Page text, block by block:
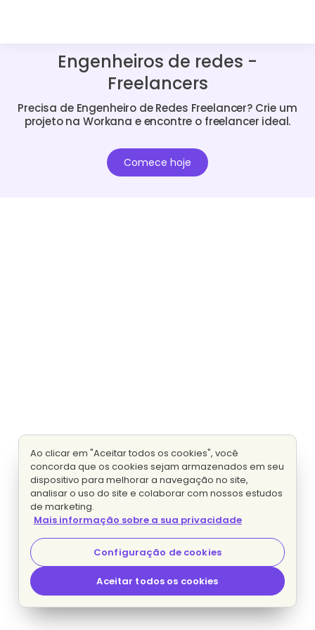
Engenheiros de redes -
Freelancers
Precisa de Engenheiro de Redes Freelancer? Crie um
projeto na Workana e encontre o freelancer ideal.
Comece hoje
Ao clicar em "Aceitar todos os cookies", você
concorda que os cookies sejam armazenados em seu
dispositivo para melhorar a navegação no site,
analisar o uso do site e colaborar com nossos estudos
de marketing.
Mais informação sobre a sua privacidade
Configuração de cookies
Aceitar todos os cookies